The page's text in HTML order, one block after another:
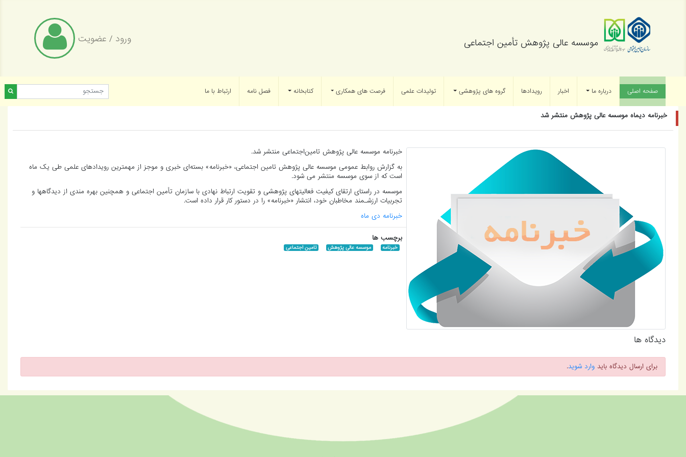
موسسه عالی پژوهش تأمین اجتماعی ورود / عضویت
صفحه اصلی درباره ما اخبار رویدادها گروه های پژوهشی تولیدات علمی فرصت های همکاری کتابخانه فصل نامه ارتباط با ما
خبرنامه دیماه موسسه عالی پژوهش منتشر شد
خبرنامه موسسه عالی پژوهش تامین‌اجتماعی منتشر شد.
به گزارش روابط عمومی موسسه عالی پژوهش تامین اجتماعی، «خبرنامه» بسته‌ای خبری و موجز از مهمترین رویدادهای علمی طی یک ماه
است که از سوی موسسه منتشر می شود.
موسسه در راستای ارتقای کیفیت فعالیتهای پژوهشی و تقویت ارتباط نهادی با سازمان تأمین اجتماعی و همچنین بهره مندی از دیدگاهها و
تجربیات ارزشـمند مخاطبان خود، انتشار «خبرنامه» را در دستور کار قرار داده است.
خبرنامه دی ماه
برچسب ها
خبرنامه موسسه عالی پژوهش تامین اجتماعی
دیدگاه ها
برای ارسال دیدگاه باید وارد شوید.